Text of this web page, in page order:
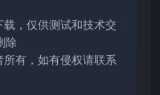
，仅供测试和技术交
除
有，如有侵权请联系